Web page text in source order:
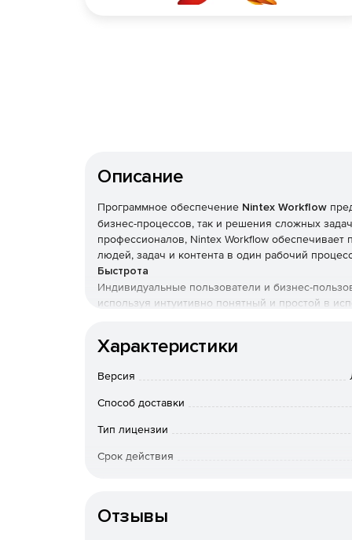
Описание
Программное обеспечение Nintex Workflow
бизнес-процессов, так и решения сложных
профессионалов, Nintex Workflow
людей, задач и контента в один рабочий
Быстрота
Индивидуальные пользователи и бизнес-
используя интуитивно понятный и простой в
Автоматизация процессов, начиная от самых
Управляемость
вопросы производительности, качества и
использовать.
Наиболее успешные решения могут
других задачах. С помощью таких заготовок
Характеристики
Версия
Способ доставки
Тип лицензии
Срок действия
Отзывы